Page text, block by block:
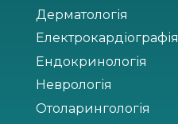
Дерматологія
Електрокардіографія
Ендокринологія
Неврологія
Отоларингологія